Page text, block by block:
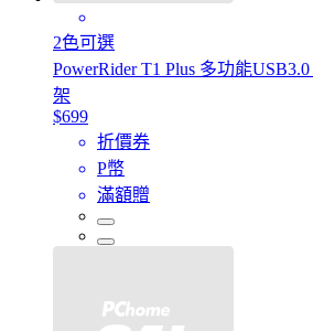
2色可選
PowerRider T1 Plus 多功能
架
$699
折價券
P幣
滿額贈